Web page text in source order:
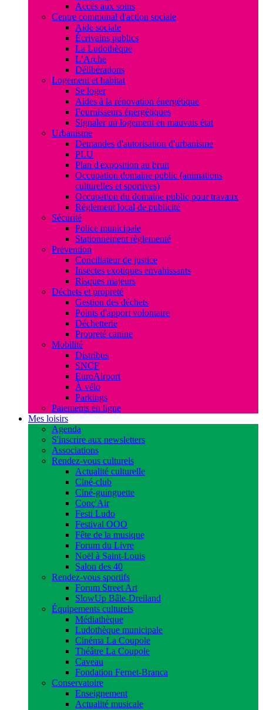
Accès aux soins
Centre communal d'action sociale
Aide sociale
Écrivains publics
La Ludothèque
L’Arche
Délibérations
Logement et habitat
Se loger
Aides à la rénovation énergétique
Fournisseurs énergétiques
Signaler un logement en mauvais état
Urbanisme
Demandes d'autorisation d'urbanisme
PLU
Plan d'exposition au bruit
Occupation domaine public (animations
culturelles et sportives)
Occupation du domaine public pour travaux
Réglement local de publicité
Sécurité
Police municipale
Stationnement règlementé
Prévention
Conciliateur de justice
Insectes exotiques envahissants
Risques majeurs
Déchets et propreté
Gestion des déchets
Points d'apport volontaire
Déchetterie
Propreté canine
Mobilité
Distribus
SNCF
EuroAirport
À vélo
Parkings
Paiements en ligne
Mes loisirs
Agenda
S'inscrire aux newsletters
Associations
Rendez-vous culturels
Actualité culturelle
Ciné-club
Ciné-guinguette
Conç'Air
Festi Ludo
Festival OOO
Fête de la musique
Forum du Livre
Noël à Saint-Louis
Salon des 40
Rendez-vous sportifs
Forum Street Art
SlowUp Bâle-Dreiland
Équipements culturels
Médiathèque
Ludothèque municipale
Cinéma La Coupole
Théâtre La Coupole
Caveau
Fondation Fernet-Branca
Conservatoire
Enseignement
Actualité musicale